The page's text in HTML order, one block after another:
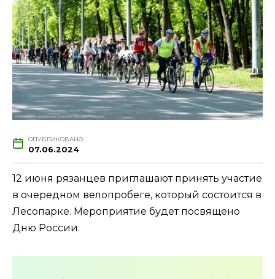
ОПУБЛИКОВАНО
07.06.2024
12 июня рязанцев приглашают принять участие
в очередном велопробеге, который состоится в
Лесопарке. Мероприятие будет посвящено
Дню России.